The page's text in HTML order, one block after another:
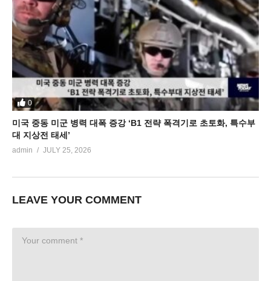
0
미국 중동 미군 병력 대폭 증강 ‘B1 전략 폭격기로 초토화, 특수부
대 지상전 태세’
admin JULY 25, 2026
LEAVE YOUR COMMENT